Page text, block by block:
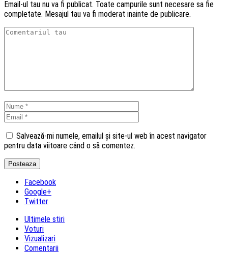
Email-ul tau nu va fi publicat. Toate campurile sunt necesare sa fie
completate. Mesajul tau va fi moderat inainte de publicare.
Salvează-mi numele, emailul și site-ul web în acest navigator
pentru data viitoare când o să comentez.
Facebook
Google+
Twitter
Ultimele stiri
Voturi
Vizualizari
Comentarii